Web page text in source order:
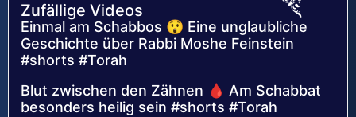
Zufällige Videos
Einmal am Schabbos 😲 Eine unglaubliche
Geschichte über Rabbi Moshe Feinstein
#shorts #Torah
Blut zwischen den Zähnen 🩸 Am Schabbat
besonders heilig sein #shorts #Torah